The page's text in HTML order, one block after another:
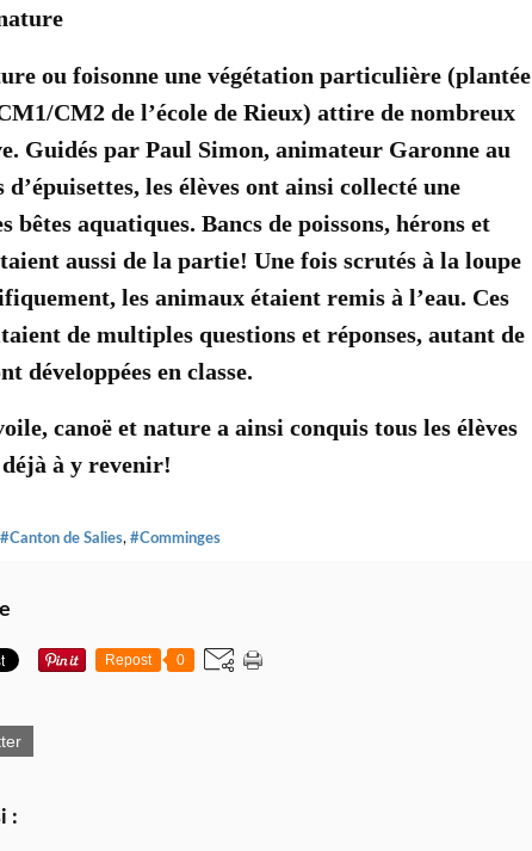
ou foisonne une végétation particulière (plantée
CM2 de l’école de Rieux) attire de nombreux
Guidés par Paul Simon, animateur Garonne au
les élèves ont ainsi collecté une
bêtes aquatiques. Bancs de poissons, hérons et
aussi de la partie! Une fois scrutés à la loupe
les animaux étaient remis à l’eau. Ces
de multiples questions et réponses, autant de
développées en classe.
canoë et nature a ainsi conquis tous les élèves
à y revenir!
#Canton de Salies, #Comminges
Repost 0
: